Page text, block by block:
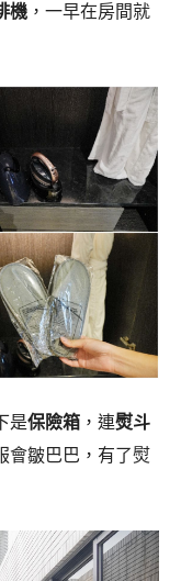
機 ，一早在房間就
是保險箱 ，連熨斗
會皺巴巴，有了熨